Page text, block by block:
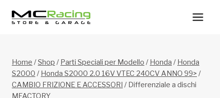
Home /Shop / Parti Speciali per Modello / Honda / Honda
S2000 / Honda S2000 2.0 16V VTEC 240CV ANNO 99> /
CAMBIO FRIZIONE E ACCESSORI / Differenziale a dischi
MFACTORY